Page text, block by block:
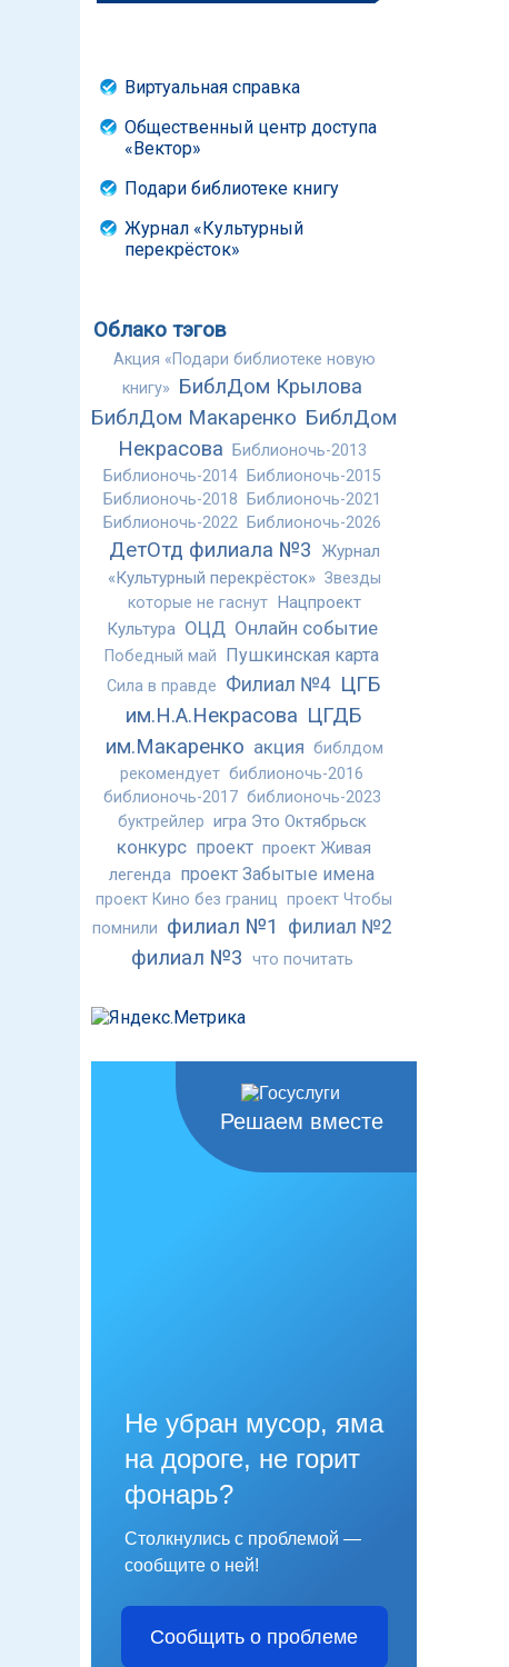
Виртуальная справка
Общественный центр доступа
«Вектор»
Подари библиотеке книгу
Журнал «Культурный
перекрёсток»
Облако тэгов
Акция «Подари библиотеке новую
книгу» БиблДом Крылова
БиблДом Макаренко БиблДом
Некрасова
Библионочь-2013
Библионочь-2014
Библионочь-2015
Библионочь-2018
Библионочь-2021
Библионочь-2022
Библионочь-2026
ДетОтд филиала №3
Журнал
«Культурный перекрёсток» Звезды
которые не гаснут Нацпроект
Культура ОЦД Онлайн событие
Победный май Пушкинская карта
Сила в правде Филиал №4 ЦГБ
им.Н.А.Некрасова ЦГДБ
им.Макаренко акция библдом
рекомендует библионочь-2016
библионочь-2017 библионочь-2023
буктрейлер игра Это Октябрьск
конкурс проект проект Живая
легенда проект Забытые имена
проект Кино без границ проект Чтобы
помнили филиал №1 филиал №2
филиал №3 что почитать
Решаем вместе
Не убран мусор, яма
на дороге, не горит
фонарь?
Столкнулись с проблемой —
сообщите о ней!
Сообщить о проблеме